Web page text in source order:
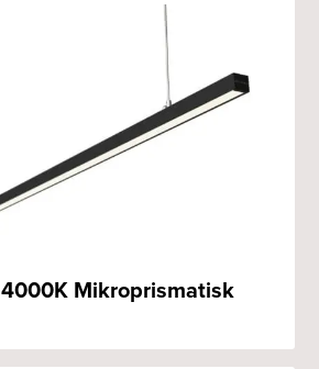
Mikroprismatisk